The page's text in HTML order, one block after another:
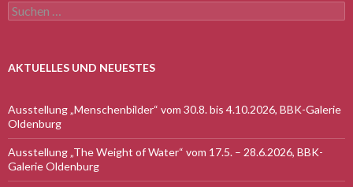
Suchen
nach:
AKTUELLES UND NEUESTES
Ausstellung „Menschenbilder“ vom 30.8. bis 4.10.2026, BBK-Galerie
Oldenburg
Ausstellung „The Weight of Water“ vom 17.5. – 28.6.2026, BBK-
Galerie Oldenburg